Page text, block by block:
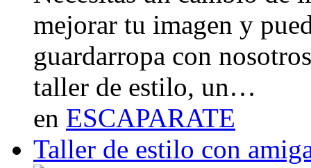
mejorar tu imagen y
guardarropa con
taller de estilo, un…
en ESCAPARATE
Taller de estilo con